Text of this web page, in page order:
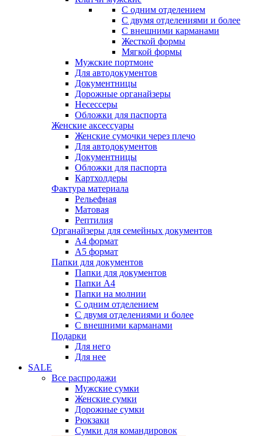
С одним отделением
С двумя отделениями и более
С внешними карманами
Жесткой формы
Мягкой формы
Мужские портмоне
Для автодокументов
Документницы
Дорожные органайзеры
Несессеры
Обложки для паспорта
Женские аксессуары
Женские сумочки через плечо
Для автодокументов
Документницы
Обложки для паспорта
Картхолдеры
Фактура материала
Рельефная
Матовая
Рептилия
Органайзеры для семейных документов
А4 формат
А5 формат
Папки для документов
Папки для документов
Папки А4
Папки на молнии
С одним отделением
С двумя отделениями и более
С внешними карманами
Подарки
Для него
Для нее
SALE
Все распродажи
Мужские сумки
Женские сумки
Дорожные сумки
Рюкзаки
Сумки для командировок